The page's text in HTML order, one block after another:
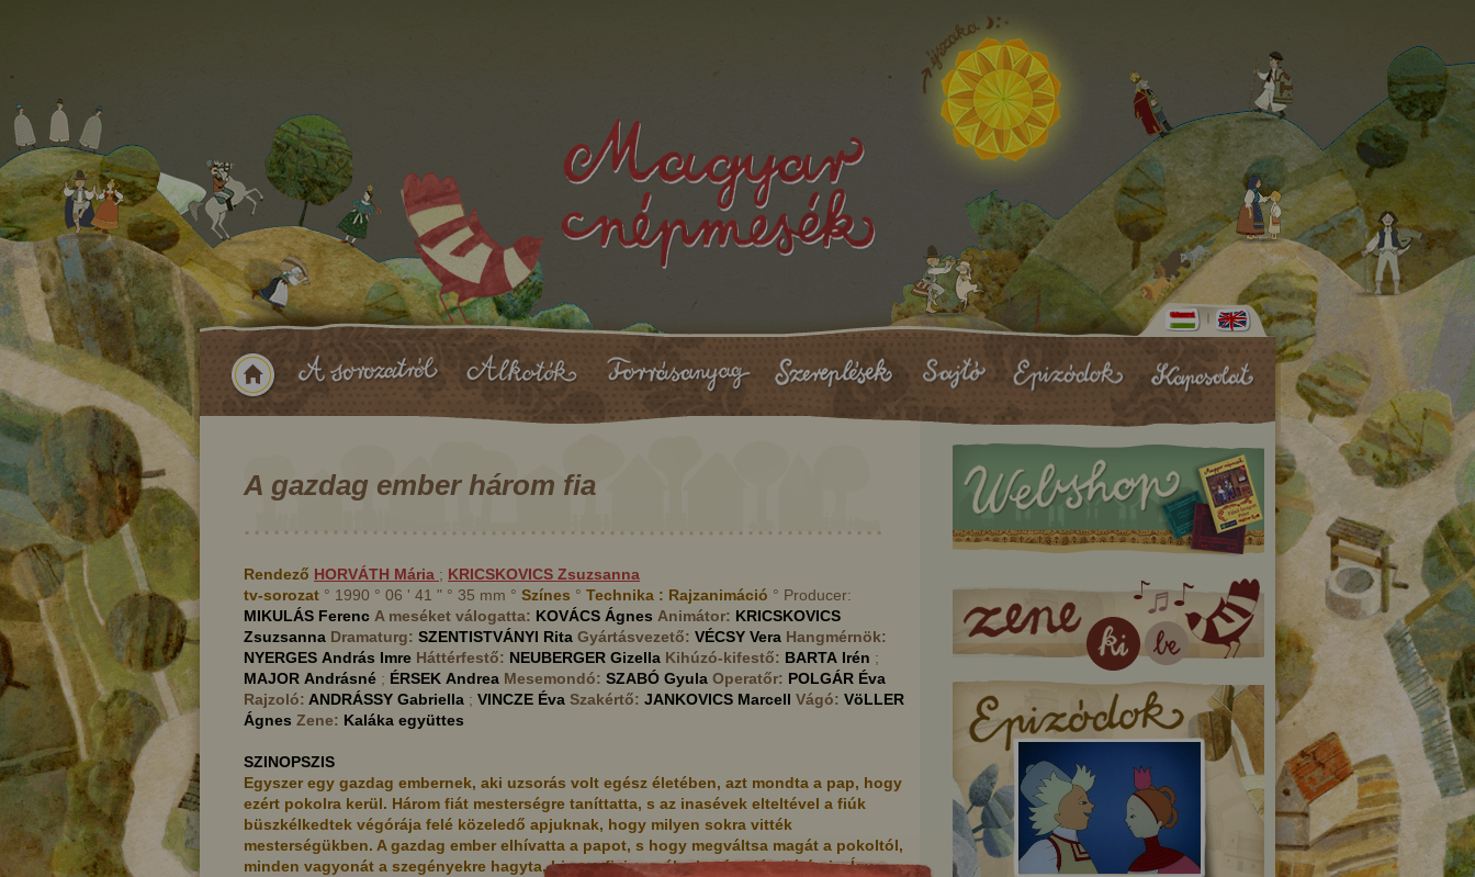
A gazdag ember három fia
Rendező HORVÁTH Mária ; KRICSKOVICS Zsuzsanna
tv-sorozat ° 1990 ° 06 ' 41 " ° 35 mm ° Színes ° Technika : Rajzanimáció ° Producer:
MIKULÁS Ferenc A meséket válogatta: KOVÁCS Ágnes Animátor: KRICSKOVICS
Zsuzsanna Dramaturg: SZENTISTVÁNYI Rita Gyártásvezető: VÉCSY Vera Hangmérnök:
NYERGES András Imre Háttérfestő: NEUBERGER Gizella Kihúzó-kifestő: BARTA Irén ;
MAJOR Andrásné ; ÉRSEK Andrea Mesemondó: SZABÓ Gyula Operatőr: POLGÁR Éva
Rajzoló: ANDRÁSSY Gabriella ; VINCZE Éva Szakértő: JANKOVICS Marcell Vágó: VöLLER
Ágnes Zene: Kaláka együttes
SZINOPSZIS
Egyszer egy gazdag embernek, aki uzsorás volt egész életében, azt mondta a pap, hogy
ezért pokolra kerül. Három fiát mesterségre taníttatta, s az inasévek elteltével a fiúk
büszkélkedtek végórája felé közeledő apjuknak, hogy milyen sokra vitték
mesterségükben. A gazdag ember elhívatta a papot, s hogy megváltsa magát a pokoltól,
minden vagyonát a szegényekre hagyta, hiszen fiai megélnek már a jég hátán is. Így